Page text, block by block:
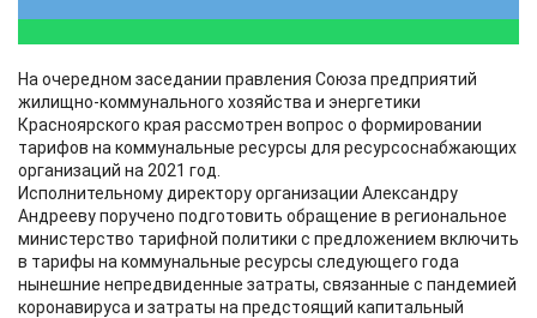
На очередном заседании правления Союза предприятий
жилищно-коммунального хозяйства и энергетики
Красноярского края рассмотрен вопрос о формировании
тарифов на коммунальные ресурсы для ресурсоснабжающих
организаций на 2021 год.
Исполнительному директору организации Александру
Андрееву поручено подготовить обращение в региональное
министерство тарифной политики с предложением включить
в тарифы на коммунальные ресурсы следующего года
нынешние непредвиденные затраты, связанные с пандемией
коронавируса и затраты на предстоящий капитальный